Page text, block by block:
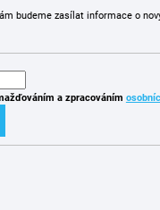
budeme zasílat informace o
a zpracováním